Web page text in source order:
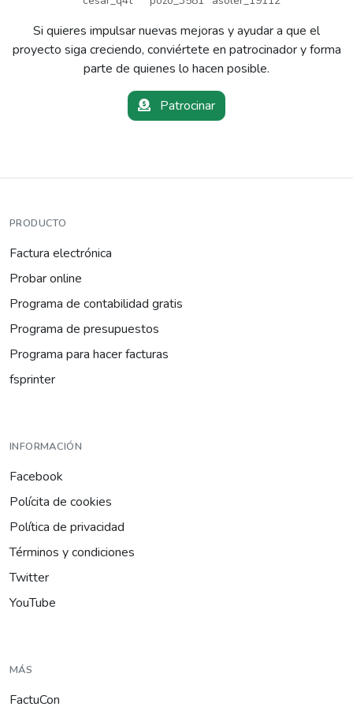
Si quieres impulsar nuevas mejoras y ayudar a que el
proyecto siga creciendo, conviértete en patrocinador y forma
parte de quienes lo hacen posible.
Patrocinar
PRODUCTO
Factura electrónica
Probar online
Programa de contabilidad gratis
Programa de presupuestos
Programa para hacer facturas
fsprinter
INFORMACIÓN
Facebook
Polícita de cookies
Política de privacidad
Términos y condiciones
Twitter
YouTube
MÁS
FactuCon